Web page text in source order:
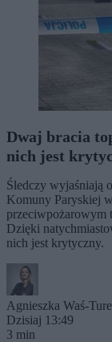
Dwaj bracia
nich jest
Śledczy wyjaśniają
Komuny Paryskiej
przeciwpożarowym
Dzięki
nich jest krytyczny.
Agnieszka Waś-
Dzisiaj 13:49
3 min